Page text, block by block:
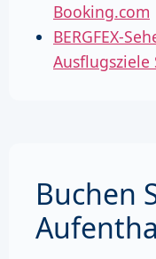
Booking.com
BERGFEX-
Ausflugsziele
Buchen